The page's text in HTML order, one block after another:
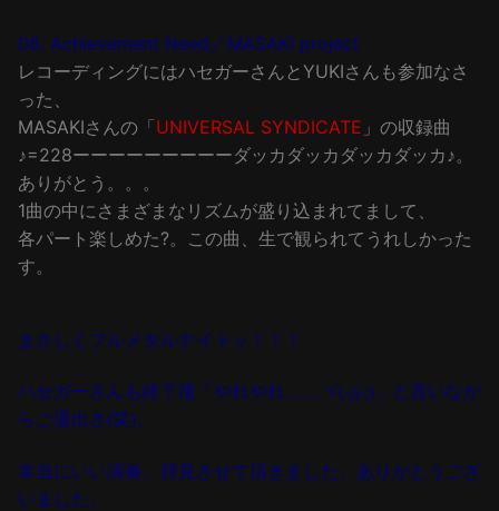
08. Achievement Need／MASAKI project
レコーディングにはハセガーさんとYUKIさんも参加なさ
った、
MASAKIさんの「UNIVERSAL SYNDICATE 」の収録曲
♪=228ーーーーーーーーーダッカダッカダッカダッカ♪。
ありがとう。。。
1曲の中にさまざまなリズムが盛り込まれてまして、
各パート楽しめた?。この曲、生で観られてうれしかった
す。
まさしくフルメタルナイトッ！！！
ハセガーさんも終了後「やれやれ……ヾ(-д-;)」と言いなが
らご退出さ(笑)。
本当にいい演奏、拝見させて頂きました。ありがとうござ
いました。